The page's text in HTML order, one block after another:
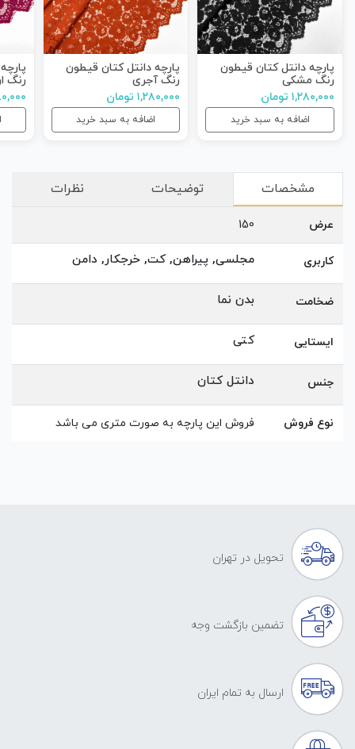
پارچه دانتل کتان قیطون
رنگ مشکی
۱,۲۸۰,۰۰۰ تومان
اضافه به سبد خرید
پارچه دانتل کتان قیطون
رنگ آجری
۱,۲۸۰,۰۰۰ تومان
اضافه به سبد خرید
رنگ
مشخصات توضیحات نظرات
عرض 150
کاربری مجلسی, پیراهن, کت, خرجکار, دامن
ضخامت بدن نما
ایستایی کتی
جنس دانتل کتان
نوع فروش فروش این پارچه به صورت متری می باشد
تحویل در تهران
تضمین بازگشت وجه
ارسال به تمام ایران